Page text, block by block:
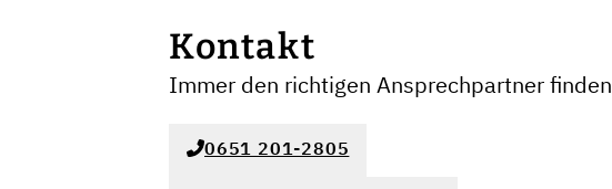
Kontakt
Immer den richtigen Ansprechpartner finden
0651 201-2805